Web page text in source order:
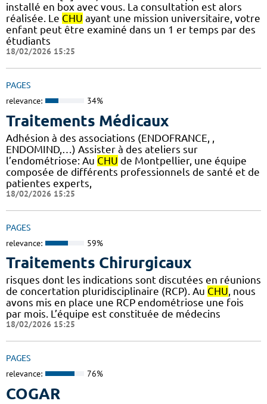
installé en box avec vous. La consultation est alors
réalisée. Le CHU ayant une mission universitaire, votre
enfant peut être examiné dans un 1 er temps par des
étudiants
18/02/2026 15:25
PAGES
relevance: 34%
Traitements Médicaux
Adhésion à des associations (ENDOFRANCE, ,
ENDOMIND,…) Assister à des ateliers sur
l’endométriose: Au CHU de Montpellier, une équipe
composée de différents professionnels de santé et de
patientes experts,
18/02/2026 15:25
PAGES
relevance: 59%
Traitements Chirurgicaux
risques dont les indications sont discutées en réunions
de concertation pluridisciplinaire (RCP). Au CHU, nous
avons mis en place une RCP endométriose une fois
par mois. L’équipe est constituée de médecins
18/02/2026 15:25
PAGES
relevance: 76%
COGAR